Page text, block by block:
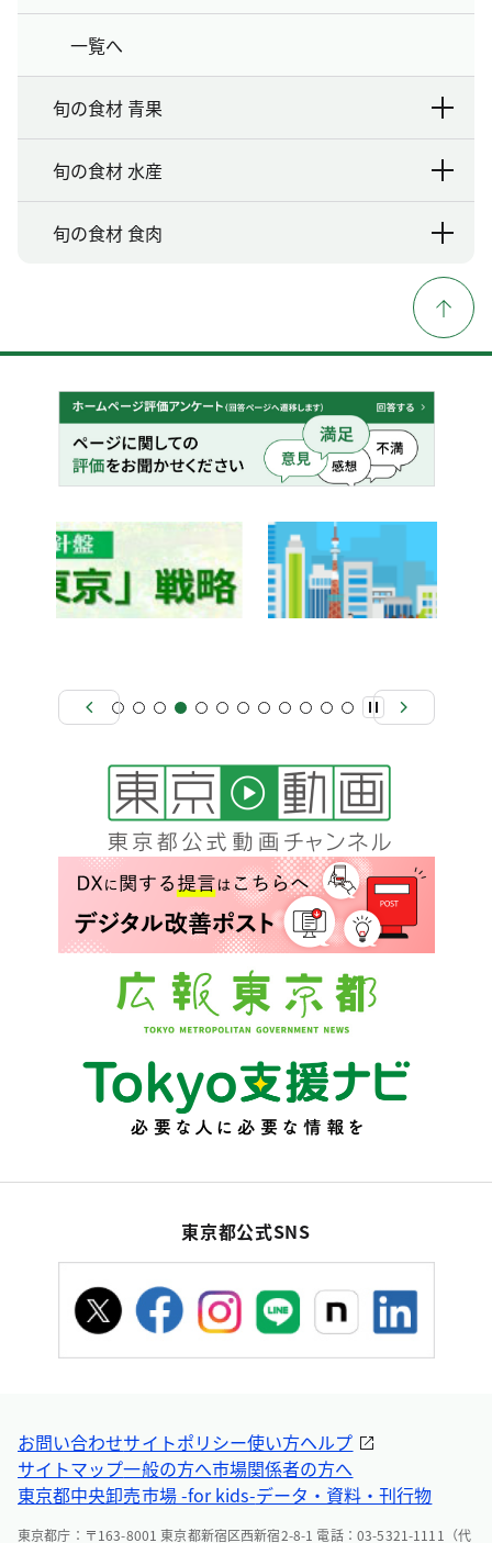
一覧へ
旬の食材 青果
旬の食材 水産
旬の食材 食肉
東京都公式SNS
お問い合わせサイトポリシー使い方ヘルプ
サイトマップ一般の方へ市場関係者の方へ
東京都中央卸売市場 -for kids-データ・資料・刊行物
東京都庁：〒163-8001 東京都新宿区西新宿2-8-1 電話：03-5321-1111（代